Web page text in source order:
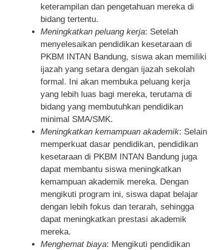
keterampilan dan pengetahuan mereka di
bidang tertentu.
Meningkatkan peluang kerja: Setelah
menyelesaikan pendidikan kesetaraan di
PKBM INTAN Bandung, siswa akan memiliki
ijazah yang setara dengan ijazah sekolah
formal. Ini akan membuka peluang kerja
yang lebih luas bagi mereka, terutama di
bidang yang membutuhkan pendidikan
minimal SMA/SMK.
Meningkatkan kemampuan akademik: Selain
memperkuat dasar pendidikan, pendidikan
kesetaraan di PKBM INTAN Bandung juga
dapat membantu siswa meningkatkan
kemampuan akademik mereka. Dengan
mengikuti program ini, siswa dapat belajar
dengan lebih fokus dan terarah, sehingga
dapat meningkatkan prestasi akademik
mereka.
Menghemat biaya: Mengikuti pendidikan